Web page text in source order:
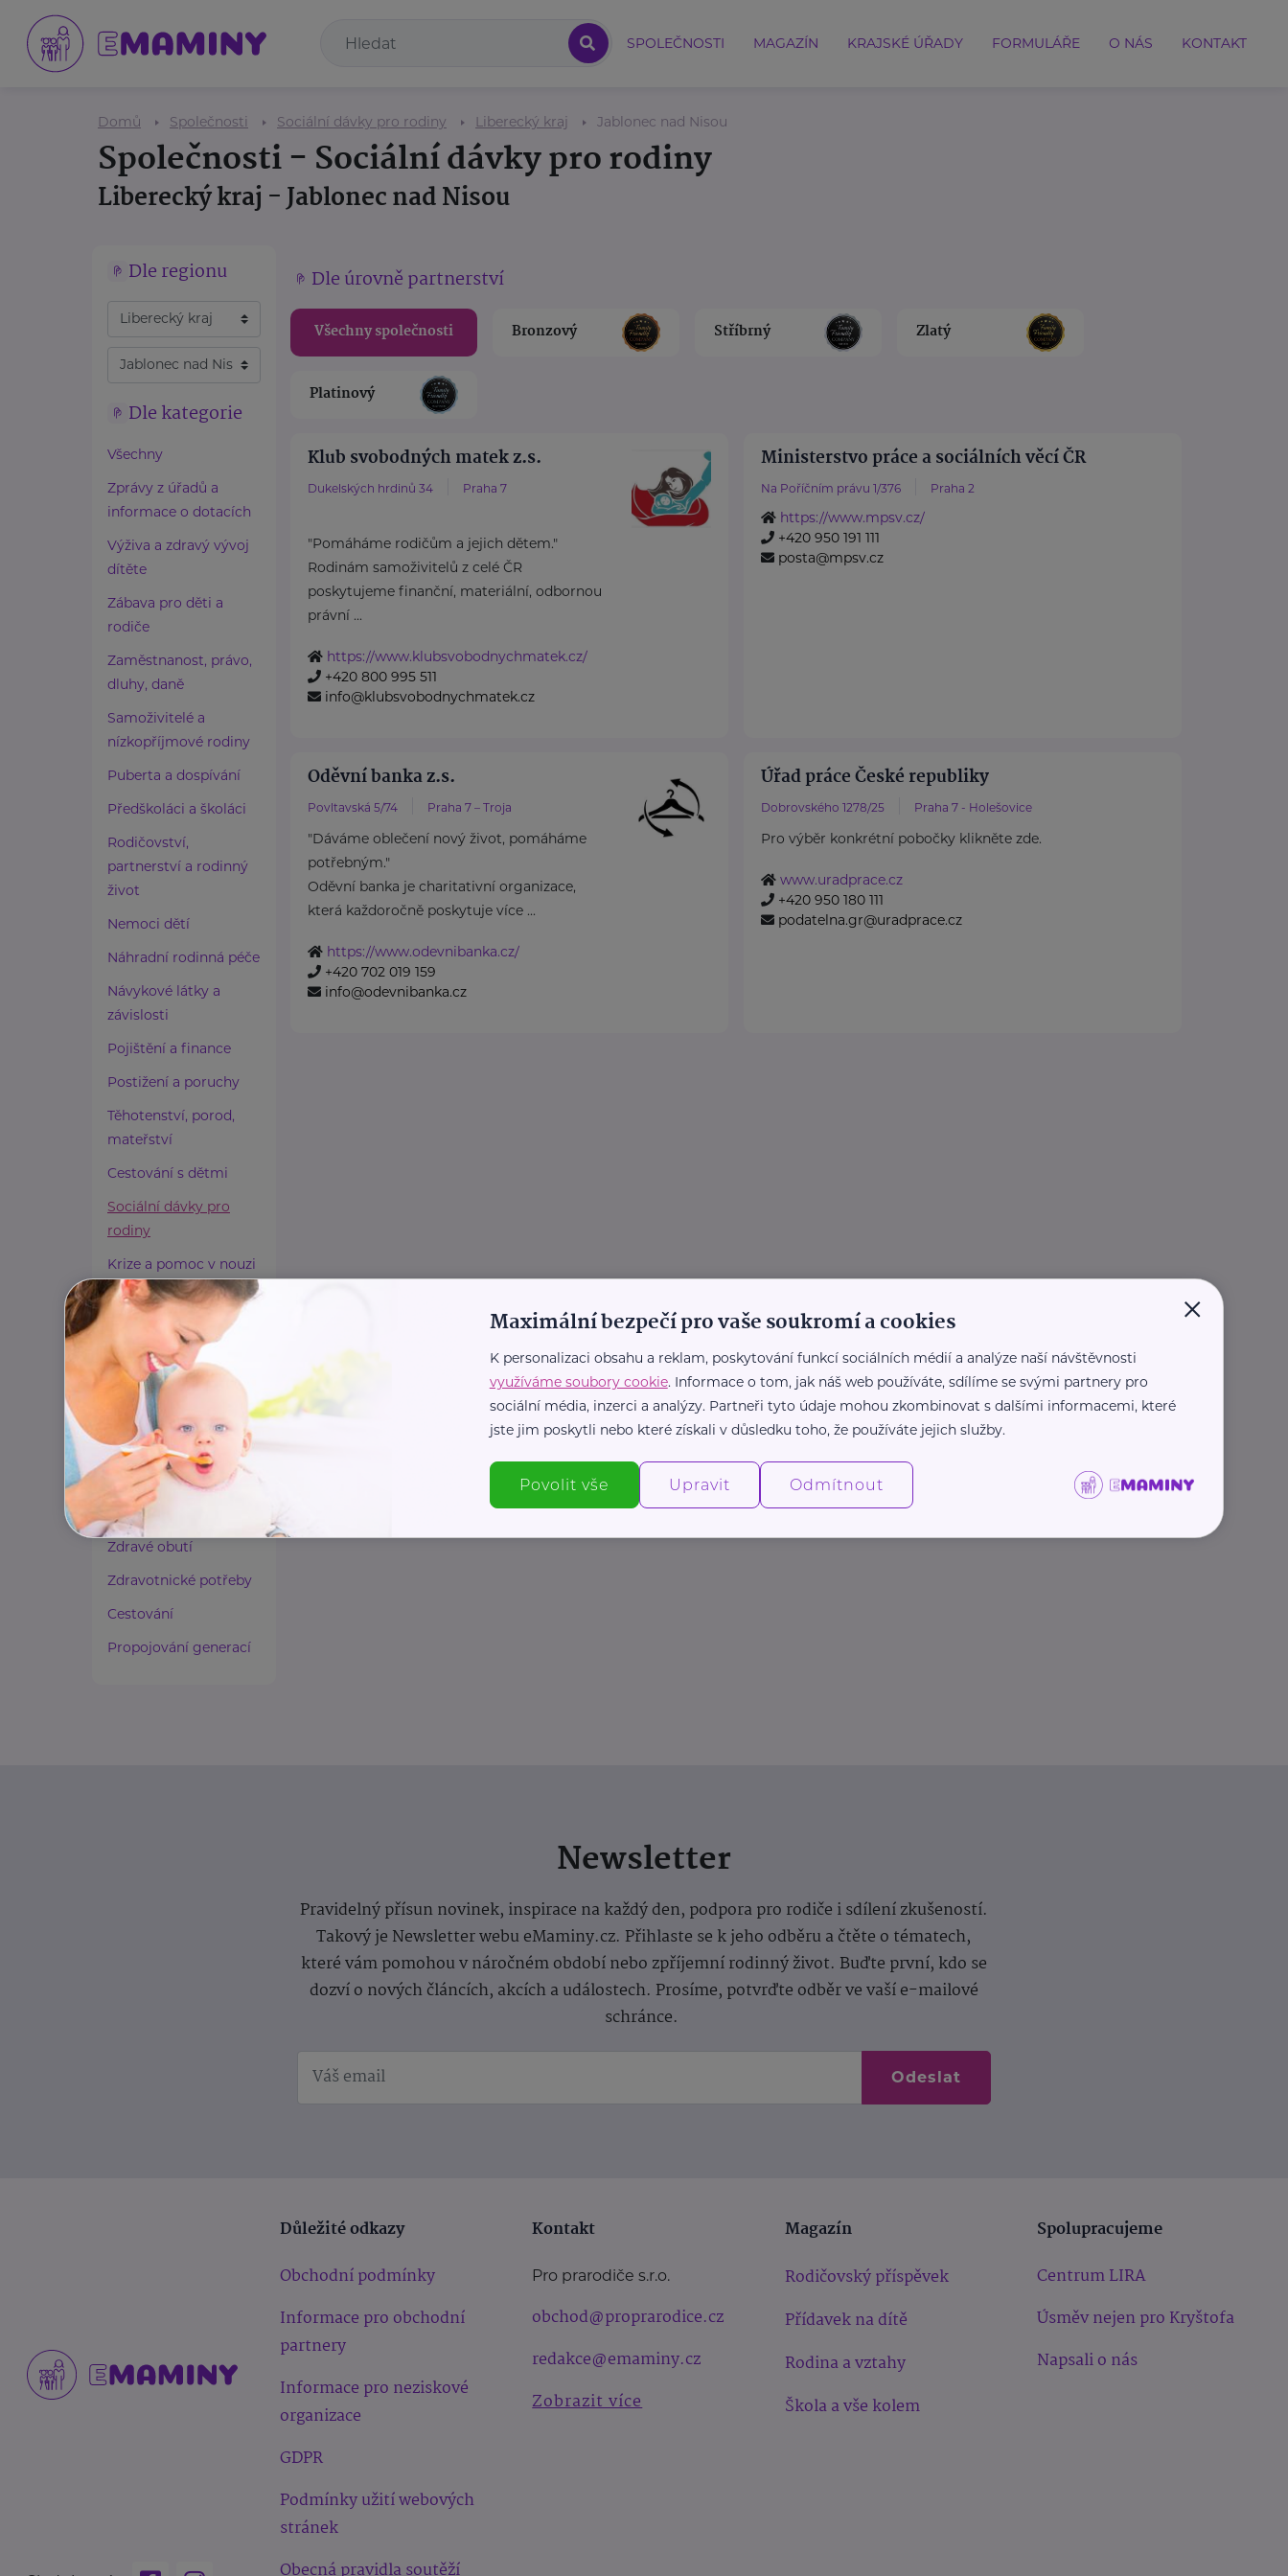
SPOLEČNOSTI MAGAZÍN KRAJSKÉ ÚŘADY FORMULÁŘE O NÁS KONTAKT
Domů Společnosti Sociální dávky pro rodiny Liberecký kraj Jablonec nad Nisou
Společnosti - Sociální dávky pro rodiny
Liberecký kraj - Jablonec nad Nisou
Dle regionu
Dle kategorie
Všechny
Zprávy z úřadů a
informace o dotacích
Výživa a zdravý vývoj
dítěte
Zábava pro děti a
rodiče
Zaměstnanost, právo,
dluhy, daně
Samoživitelé a
nízkopříjmové rodiny
Puberta a dospívání
Předškoláci a školáci
Rodičovství,
partnerství a rodinný
život
Nemoci dětí
Náhradní rodinná péče
Návykové látky a
závislosti
Pojištění a finance
Postižení a poruchy
Těhotenství, porod,
mateřství
Cestování s dětmi
Sociální dávky pro
rodiny
Krize a pomoc v nouzi
Paliativní péče
Rady a tipy
Harmonie duše a těla
Zaměstnávání osob ze
zdravotním
postižením
Lázeňství a wellness
Zdravé spaní a sezení
Zdravé obutí
Zdravotnické potřeby
Cestování
Propojování generací
Dle úrovně partnerství
Všechny společnosti Bronzový Stříbrný Zlatý
Platinový
Klub svobodných matek z.s.
Dukelských hrdinů 34 Praha 7
"Pomáháme rodičům a jejich dětem."
Rodinám samoživitelů z celé ČR
poskytujeme finanční, materiální, odbornou
právní ...
https://www.klubsvobodnychmatek.cz/
+420 800 995 511
info@klubsvobodnychmatek.cz
Ministerstvo práce a sociálních věcí ČR
Na Poříčním právu 1/376 Praha 2
https://www.mpsv.cz/
+420 950 191 111
posta@mpsv.cz
Oděvní banka z.s.
Povltavská 5/74 Praha 7 – Troja
"Dáváme oblečení nový život, pomáháme
potřebným."
Oděvní banka je charitativní organizace,
která každoročně poskytuje více ...
https://www.odevnibanka.cz/
+420 702 019 159
info@odevnibanka.cz
Úřad práce České republiky
Dobrovského 1278/25 Praha 7 - Holešovice
Pro výběr konkrétní pobočky klikněte zde.
www.uradprace.cz
+420 950 180 111
podatelna.gr@uradprace.cz
Newsletter
Pravidelný přísun novinek, inspirace na každý den, podpora pro rodiče i sdílení zkušeností.
Takový je Newsletter webu eMaminy.cz. Přihlaste se k jeho odběru a čtěte o tématech,
které vám pomohou v náročném období nebo zpříjemní rodinný život. Buďte první, kdo se
dozví o nových článcích, akcích a událostech. Prosíme, potvrďte odběr ve vaší e-mailové
schránce.
Odeslat
Důležité odkazy
Obchodní podmínky
Informace pro obchodní
partnery
Informace pro neziskové
organizace
GDPR
Podmínky užití webových
stránek
Obecná pravidla soutěží
Kontakt
Pro prarodiče s.r.o.
obchod@proprarodice.cz
redakce@emaminy.cz
Zobrazit více
Magazín
Rodičovský příspěvek
Přídavek na dítě
Rodina a vztahy
Škola a vše kolem
Spolupracujeme
Centrum LIRA
Úsměv nejen pro Kryštofa
Napsali o nás
×
Maximální bezpečí pro vaše soukromí a cookies
K personalizaci obsahu a reklam, poskytování funkcí sociálních médií a analýze naší návštěvnosti
využíváme soubory cookie. Informace o tom, jak náš web používáte, sdílíme se svými partnery pro
sociální média, inzerci a analýzy. Partneři tyto údaje mohou zkombinovat s dalšími informacemi, které
jste jim poskytli nebo které získali v důsledku toho, že používáte jejich služby.
Povolit vše Upravit Odmítnout